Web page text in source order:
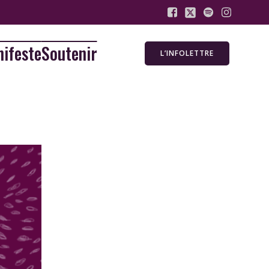
Soutenir L’INFOLETTRE